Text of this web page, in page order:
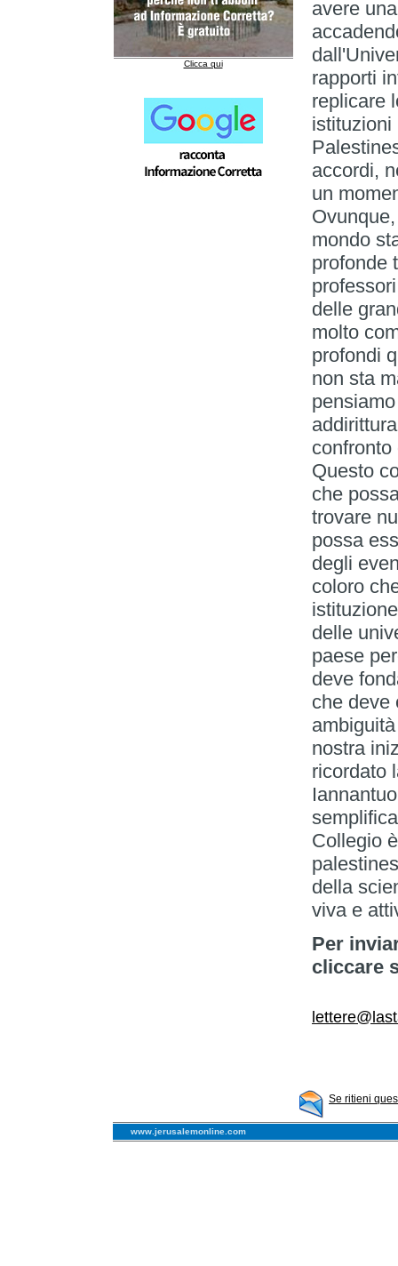
Clicca qui
avere
rapporti
replicare
istituzioni
accordi,
un
mondo
profonde
delle
molto
profondi
non sta
Questo
che
trovare
possa
degli
coloro
delle
paese
deve
che deve
nostra
ricordato
Collegio
della
viva e
Per
cliccare
Se ritieni
www.jerusalemonline.com